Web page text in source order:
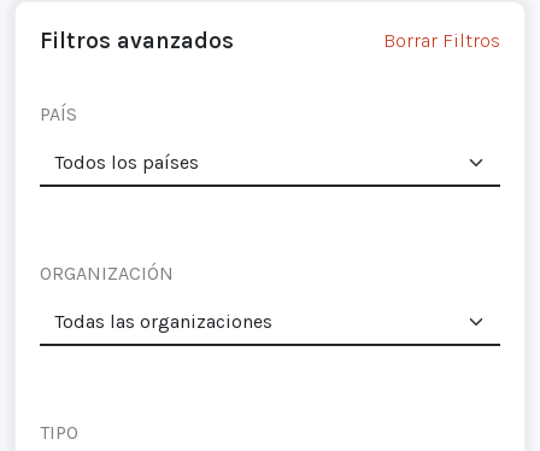
Filtros avanzados Borrar Filtros
PAÍS
ORGANIZACIÓN
TIPO